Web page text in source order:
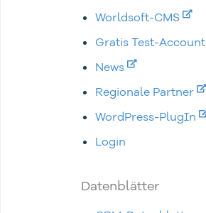
Worldsoft-CMS
Gratis Test-Account
News
Regionale Partner
WordPress-PlugIn
Login
Datenblätter